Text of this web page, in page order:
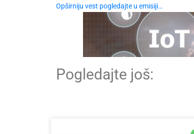
Opširniju vest pogledajte u emisiji…
Pogledajte još: